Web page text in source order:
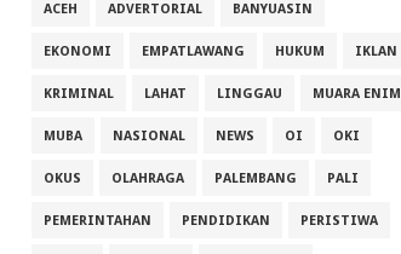
ACEH ADVERTORIAL BANYUASIN
EKONOMI EMPATLAWANG HUKUM IKLAN
KRIMINAL LAHAT LINGGAU MUARA ENIM
MUBA NASIONAL NEWS OI OKI
OKUS OLAHRAGA PALEMBANG PALI
PEMERINTAHAN PENDIDIKAN PERISTIWA